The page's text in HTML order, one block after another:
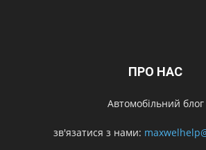
ПРО НАС
Автомобільний блог
зв'язатися з нами: